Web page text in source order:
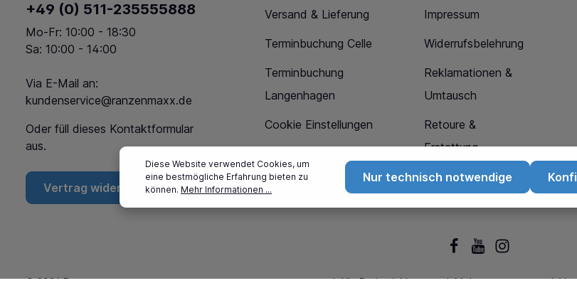
+49 (0) 511-235555888
Mo-Fr: 10:00 - 18:30
Sa: 10:00 - 14:00
Via E-Mail an:
kundenservice@ranzenmaxx.de
Oder füll dieses Kontaktformular
aus.
Vertrag widerrufen
Versand & Lieferung
Terminbuchung Celle
Terminbuchung
Langenhagen
Cookie Einstellungen
Impressum
Widerrufsbelehrung
Reklamationen &
Umtausch
Retoure &
Erstattung
Datenschutz
Diese Website verwendet Cookies, um
eine bestmögliche Erfahrung bieten zu
können. Mehr Informationen ...
Nur technisch notwendige